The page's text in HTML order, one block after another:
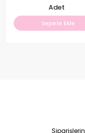
Adet
Sepete Ekle